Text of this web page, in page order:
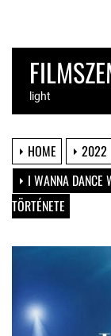
the
content
light
HOME 2022
I WANNA DANCE
TÖRTÉNETE